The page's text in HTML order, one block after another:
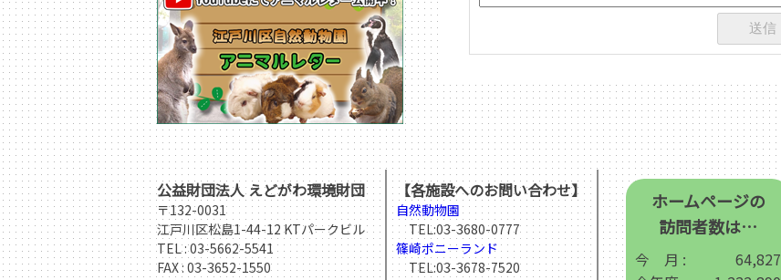
公益財団法人 えどがわ環境財団
〒132-0031
江戸川区松島1-44-12 KTパークビル
TEL :03-5662-5541
FAX : 03-3652-1550
【各施設へのお問い合わせ】
自然動物園
TEL:03-3680-0777
篠崎ポニーランド
TEL:03-3678-7520
ホームページの
訪問者数は…
今 月 :
64,827